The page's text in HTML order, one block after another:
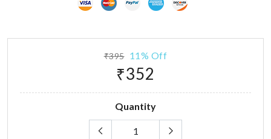
₹395 11% Off
₹352
Quantity